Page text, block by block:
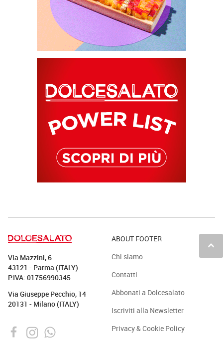
keyboard_arrow_up
Via Mazzini, 6
43121 - Parma (ITALY)
P.IVA: 01756990345
Via Giuseppe Pecchio, 14
20131 - Milano (ITALY)
ABOUT FOOTER
Chi siamo
Contatti
Abbonati a Dolcesalato
Iscriviti alla Newsletter
Privacy & Cookie Policy